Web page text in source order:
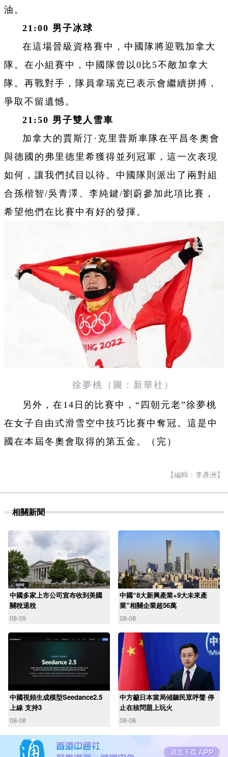
油。
21:00 男子冰球
在這場晉級資格賽中，中國隊將迎戰加拿大
隊。在小組賽中，中國隊曾以0比5不敵加拿大
隊。再戰對手，隊員韋瑞克已表示會繼續拼搏，
爭取不留遺憾。
21:50 男子雙人雪車
加拿大的賈斯汀·克里普斯車隊在平昌冬奧會
與德國的弗里德里希獲得並列冠軍，這一次表現
如何，讓我們拭目以待。中國隊則派出了兩對組
合孫楷智/吳青澤、李純鍵/劉蔚參加此項比賽，
希望他們在比賽中有好的發揮。
徐夢桃（圖：新華社）
另外，在14日的比賽中，“四朝元老”徐夢桃
在女子自由式滑雪空中技巧比賽中奪冠。這是中
國在本屆冬奧會取得的第五金。（完）
【編輯：李彥洲】
相關新聞
中國多家上市公司宣布收到美國
關稅退稅
08-09
中國“8大新興產業+9大未來產
業”相關企業超56萬
08-08
中國視頻生成模型Seedance2.5
上線 支持3
08-08
中方籲日本當局傾聽民眾呼聲 停
止在核問題上玩火
08-08